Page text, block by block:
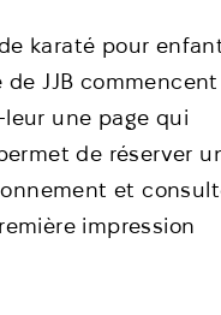
karaté pour
JJB
une page qui
de réserver
et
impression